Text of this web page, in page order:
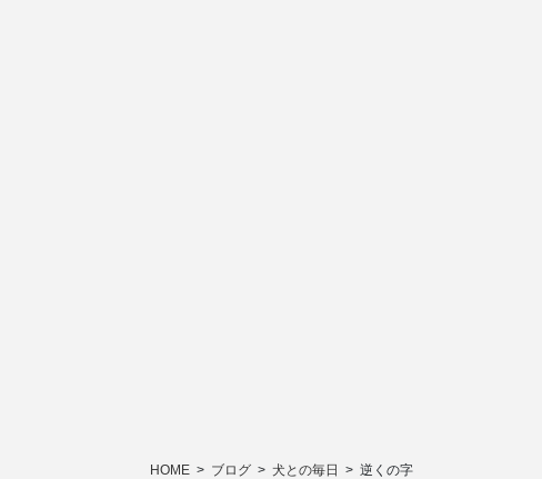
HOME ブログ 犬との毎日 逆くの字